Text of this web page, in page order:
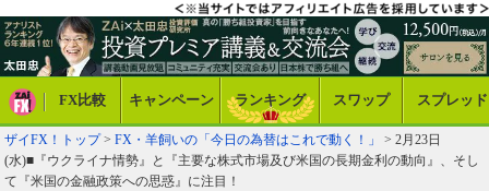
FX比較 キャンペーン ランキング スワップ スプレッド
ザイFX！トップ> FX・羊飼いの「今日の為替はこれで動く！」
> 2月23日
(水)■『ウクライナ情勢』と『主要な株式市場及び米国の長期金利の動向』、そし
て『米国の金融政策への思惑』に注目！